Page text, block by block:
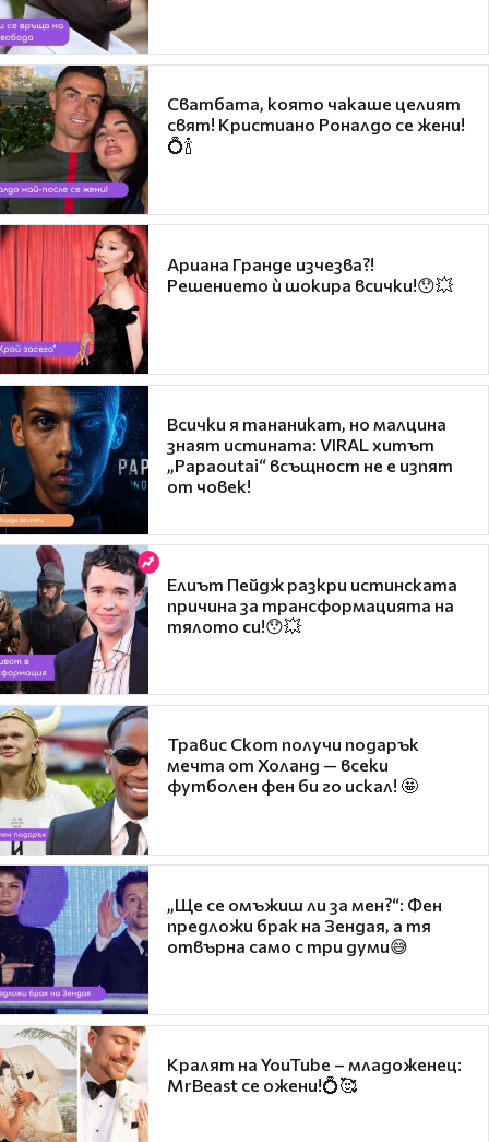
Сватбата, която чакаше целият
свят! Кристиано Роналдо се жени!
💍🍾
Ариана Гранде изчезва?!
Решението ѝ шокира всички!😯💥
Всички я тананикат, но малцина
знаят истината: VIRAL хитът
„Papaoutai“ всъщност не е изпят
от човек!
Елиът Пейдж разкри истинската
причина за трансформацията на
тялото си!😯💥
Травис Скот получи подарък
мечта от Холанд — всеки
футболен фен би го искал! 🤩
„Ще се омъжиш ли за мен?“: Фен
предложи брак на Зендая, а тя
отвърна само с три думи😅
Кралят на YouTube – младоженец:
MrBeast се ожени!💍🥰